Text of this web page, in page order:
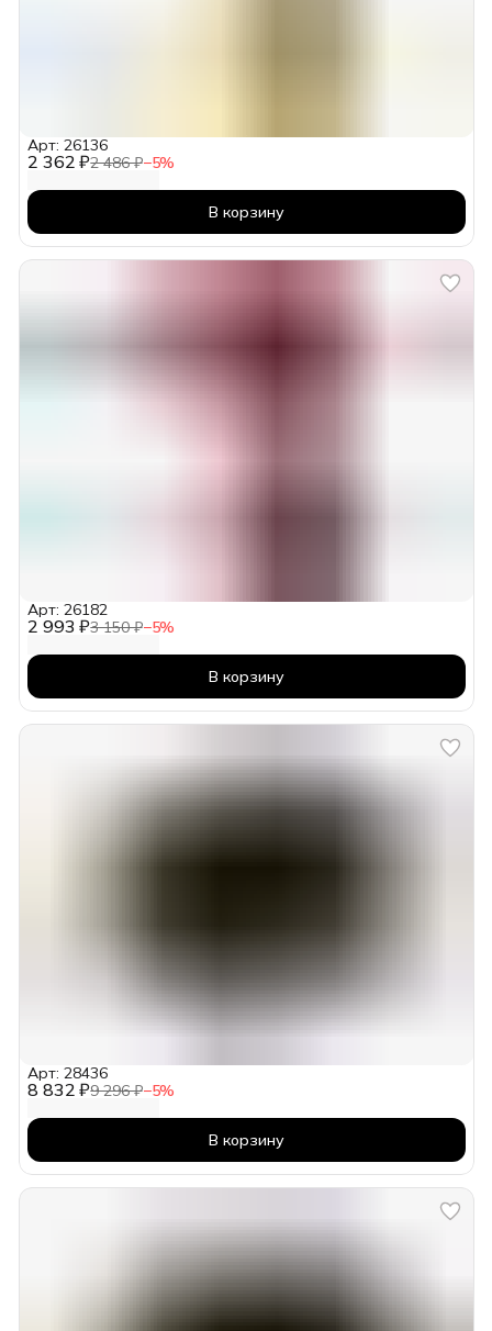
2 362 ₽2 486 ₽−5%
Арт: 26136
В корзину
2 993 ₽3 150 ₽−5%
Арт: 26182
В корзину
8 832 ₽9 296 ₽−5%
Арт: 28436
В корзину